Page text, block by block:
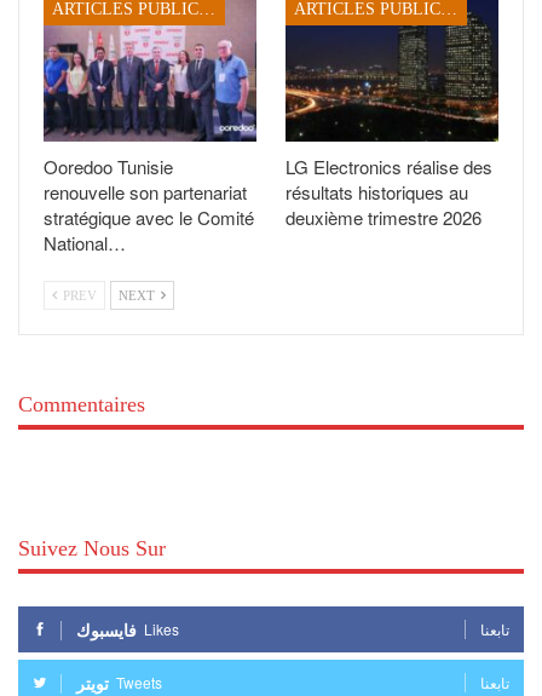
Ooredoo Tunisie
renouvelle son partenariat
stratégique avec le Comité
National…
LG Electronics réalise des
résultats historiques au
deuxième trimestre 2026
PREV NEXT
Commentaires
Suivez Nous Sur
فايسبوك Likes تابعنا
تويتر Tweets تابعنا